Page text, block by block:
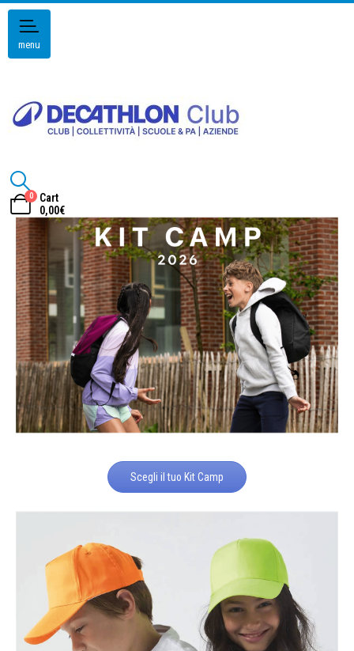
menu
0
Cart
0,00€
Scegli il tuo Kit Camp